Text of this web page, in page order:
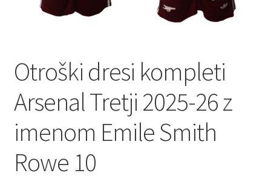
Otroški dresi kompleti
Arsenal Tretji 2025-26 z
imenom Emile Smith
Rowe 10